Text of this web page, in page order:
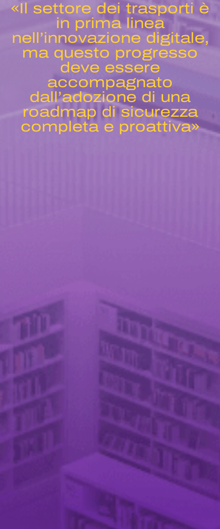
«Il settore dei trasporti è
in prima linea
nell’innovazione digitale,
ma questo progresso
deve essere
accompagnato
dall’adozione di una
roadmap di sicurezza
completa e proattiva»